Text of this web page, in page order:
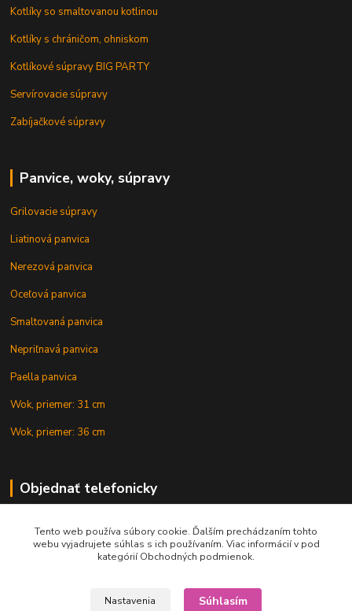
Kotlíky so smaltovanou kotlinou
Kotlíky s chráničom, ohniskom
Kotlíkové súpravy BIG PARTY
Servírovacie súpravy
Zabíjačkové súpravy
Panvice, woky, súpravy
Grilovacie súpravy
Liatinová panvica
Nerezová panvica
Oceľová panvica
Smaltovaná panvica
Nepriľnavá panvica
Paella panvica
Wok, priemer: 31 cm
Wok, priemer: 36 cm
Objednať telefonicky
+421 902 212 007
Tento web používa súbory cookie. Ďalším prechádzaním tohto
webu vyjadrujete súhlas s ich používaním. Viac informácií v pod
kategórií Obchodných podmienok.
Nastavenia Súhlasím